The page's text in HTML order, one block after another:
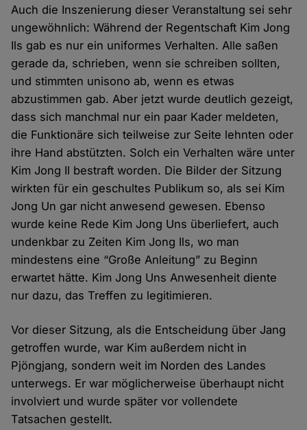
Auch die Inszenierung dieser Veranstaltung sei sehr
ungewöhnlich: Während der Regentschaft Kim Jong
Ils gab es nur ein uniformes Verhalten. Alle saßen
gerade da, schrieben, wenn sie schreiben sollten,
und stimmten unisono ab, wenn es etwas
abzustimmen gab. Aber jetzt wurde deutlich gezeigt,
dass sich manchmal nur ein paar Kader meldeten,
die Funktionäre sich teilweise zur Seite lehnten oder
ihre Hand abstützten. Solch ein Verhalten wäre unter
Kim Jong Il bestraft worden. Die Bilder der Sitzung
wirkten für ein geschultes Publikum so, als sei Kim
Jong Un gar nicht anwesend gewesen. Ebenso
wurde keine Rede Kim Jong Uns überliefert, auch
undenkbar zu Zeiten Kim Jong Ils, wo man
mindestens eine “Große Anleitung” zu Beginn
erwartet hätte. Kim Jong Uns Anwesenheit diente
nur dazu, das Treffen zu legitimieren.
Vor dieser Sitzung, als die Entscheidung über Jang
getroffen wurde, war Kim außerdem nicht in
Pjöngjang, sondern weit im Norden des Landes
unterwegs. Er war möglicherweise überhaupt nicht
involviert und wurde später vor vollendete
Tatsachen gestellt.